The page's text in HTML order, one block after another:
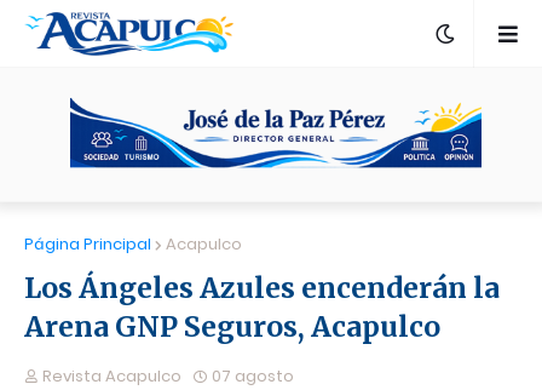
Página Principal Acapulco
Los Ángeles Azules encenderán la
Arena GNP Seguros, Acapulco
Revista Acapulco 07 agosto